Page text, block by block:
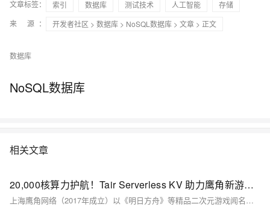
文章标签： 索引 数据库 测试技术 人工智能
存储
来 源：
开发者社区 > 数据库 > NoSQL数据库 > 文章 > 正文
数据库
NoSQL数据库
相关文章
20,000核算力护航！Tair Serverless KV 助力鹰角新游《明日方舟：终末地》全球公测
上海鹰角网络（2017年成立）以《明日方舟》等精品二次元游戏闻名，2024年推出新作《明日方舟：终末地》，融合3D策略、基建经营与异步社交。为应对海量实时数据与全球流量高峰，其选用阿里云Tair Serverless KV数据库——兼具个位数毫秒响应、磁盘级持久化、全自动弹性伸缩及全球化运维能力，支撑3000万+下载的稳定运行。